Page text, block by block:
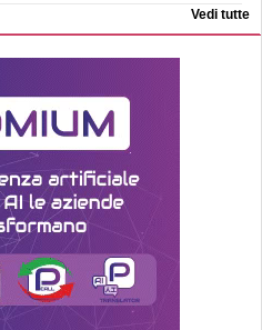
Vedi tutte